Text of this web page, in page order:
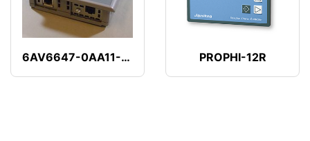
6AV6647-0AA11-3AX1 PROPHI-12R